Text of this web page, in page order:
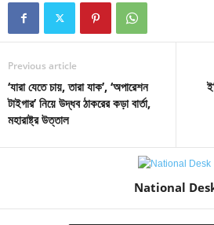
Previous article
‘যারা যেতে চায়, তারা যাক’, ‘অপারেশন
টাইগার’ নিয়ে উদ্ধব ঠাকরের কড়া বার্তা,
মহারাষ্ট্র উত্তাল
National